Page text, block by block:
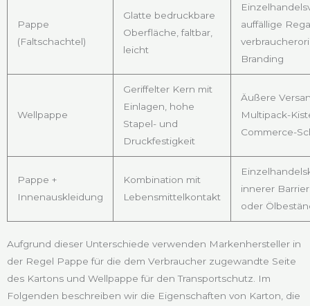
Pappe
(Faltschachtel)
Glatte bedruckbare
Oberfläche, faltbar,
leicht
auffällige
Branding
Wellpappe
Geriffelter Kern mit
Einlagen, hohe
Stapel- und
Druckfestigkeit
Äußere
Multipack-
Commerce-
Pappe +
Innenauskleidung
Kombination mit
Lebensmittelkontakt
innerer
oder
Aufgrund dieser Unterschiede verwenden Markenhersteller in
der Regel Pappe für die dem Verbraucher zugewandte Seite
des Kartons und Wellpappe für den Transportschutz. Im
Folgenden beschreiben wir die Eigenschaften von Karton, die